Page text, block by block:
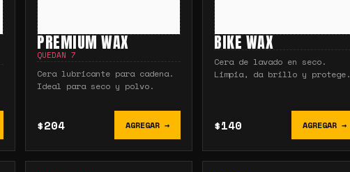
PREMIUM WAX
QUEDAN 7
Cera lubricante para cadena.
Ideal para seco y polvo.
$204 AGREGAR →
BIKE WAX
Cera de lavado en seco.
Limpia, da brillo y protege.
$140 AGREGAR →